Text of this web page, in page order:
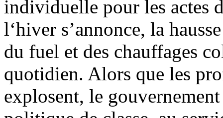
individuelle pour les actes
l‘hiver s’annonce, la
du fuel et des chauffages
quotidien. Alors que les
explosent, le